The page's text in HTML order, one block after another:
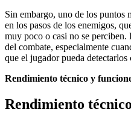
Sin embargo, uno de los puntos
en los pasos de los enemigos,
muy poco o casi no se perciben.
del combate, especialmente
que el jugador pueda detectarlos
Rendimiento técnico y
Rendimiento